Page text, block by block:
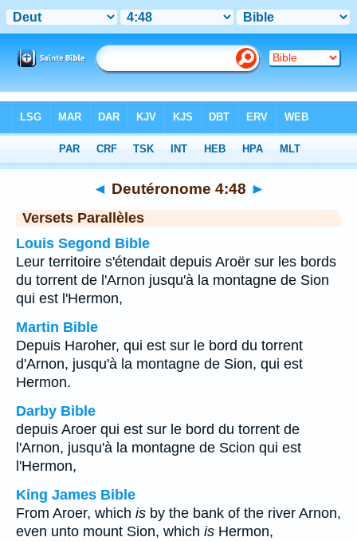
>Chapitre 4 > Verset 48
◄ Deutéronome 4:48 ►
Versets Parallèles
Louis Segond Bible
Leur territoire s'étendait depuis Aroër sur les bords
du torrent de l'Arnon jusqu'à la montagne de Sion
qui est l'Hermon,
Martin Bible
Depuis Haroher, qui est sur le bord du torrent
d'Arnon, jusqu'à la montagne de Sion, qui est
Hermon.
Darby Bible
depuis Aroer qui est sur le bord du torrent de
l'Arnon, jusqu'à la montagne de Scion qui est
l'Hermon,
King James Bible
From Aroer, which is by the bank of the river Arnon,
even unto mount Sion, which is Hermon,